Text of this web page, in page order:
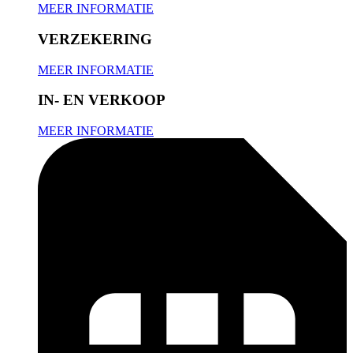
MEER INFORMATIE
VERZEKERING
MEER INFORMATIE
IN- EN VERKOOP
MEER INFORMATIE